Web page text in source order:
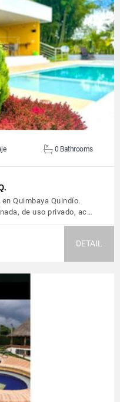
0 Bathrooms
Quimbaya Quindío.
de uso privado, ac…
DETAIL